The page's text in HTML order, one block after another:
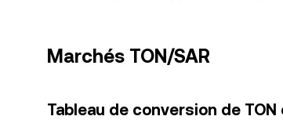
Marchés TON/SAR
Tableau de conversion de TON